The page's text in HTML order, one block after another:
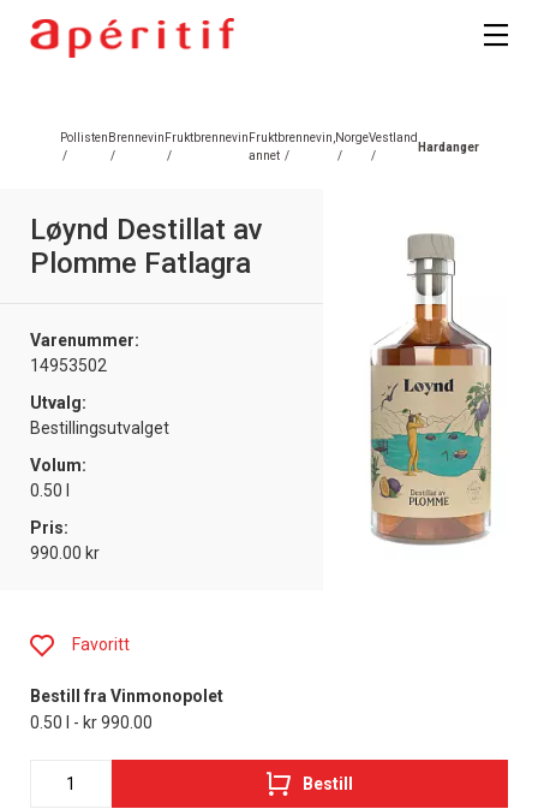
Pollisten
/
Brennevin
/
Fruktbrennevin
/
Fruktbrennevin,
annet /
Norge
/
Vestland
/
Hardanger
Løynd Destillat av
Plomme Fatlagra
Varenummer:
14953502
Utvalg:
Bestillingsutvalget
Volum:
0.50 l
Pris:
990.00 kr
Favoritt
Bestill fra Vinmonopolet
0.50 l - kr 990.00
Bestill